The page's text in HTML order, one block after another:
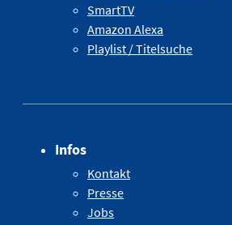
SmartTV
Amazon Alexa
Playlist / Titelsuche
Infos
Kontakt
Presse
Jobs